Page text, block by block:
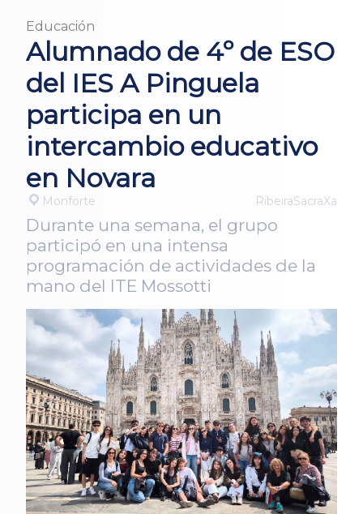
Educación
Alumnado de 4º de ESO
del IES A Pinguela
participa en un
intercambio educativo
en Novara
Monforte RibeiraSacraXa
Durante una semana, el grupo
participó en una intensa
programación de actividades de la
mano del ITE Mossotti